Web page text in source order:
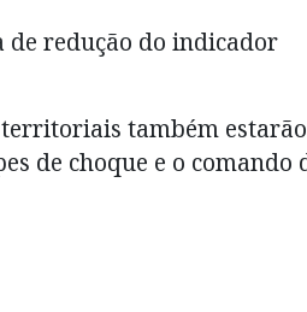
de redução do indicador
também estarão
de choque e o comando